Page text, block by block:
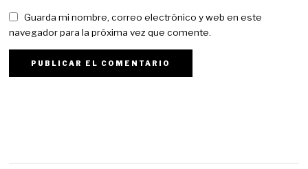
Guarda mi nombre, correo electrónico y web en este
navegador para la próxima vez que comente.